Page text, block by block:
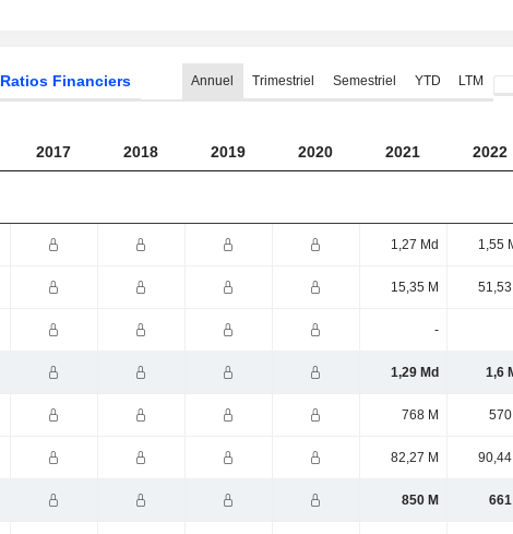
Ratios Financiers Annuel Trimestriel Semestriel YTD LTM
2017 2018 2019 2020 2021 2022
1,27 Md 1,55
15,35 M 51,53
-
1,29 Md 1,6
768 M 570
82,27 M 90,44
850 M 661